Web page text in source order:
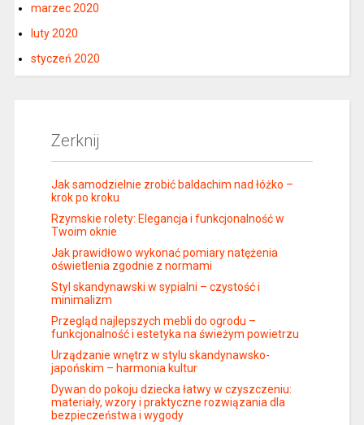
marzec 2020
luty 2020
styczeń 2020
Zerknij
Jak samodzielnie zrobić baldachim nad łóżko –
krok po kroku
Rzymskie rolety: Elegancja i funkcjonalność w
Twoim oknie
Jak prawidłowo wykonać pomiary natężenia
oświetlenia zgodnie z normami
Styl skandynawski w sypialni – czystość i
minimalizm
Przegląd najlepszych mebli do ogrodu –
funkcjonalność i estetyka na świeżym powietrzu
Urządzanie wnętrz w stylu skandynawsko-
japońskim – harmonia kultur
Dywan do pokoju dziecka łatwy w czyszczeniu:
materiały, wzory i praktyczne rozwiązania dla
bezpieczeństwa i wygody